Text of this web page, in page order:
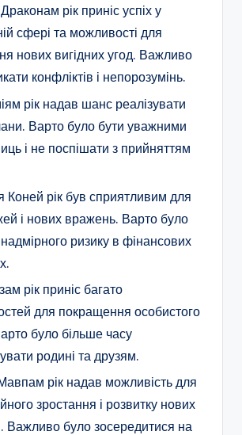
рік приніс успіх у
сфері та можливості для
нових вигідних угод. Важливо
конфліктів і непорозумінь.
рік надав шанс реалізувати
Варто було бути уважними
і не поспішати з прийняттям
Коней рік був сприятливим для
і нових вражень. Варто було
ризику в фінансових
рік приніс багато
для покращення особистого
було більше часу
родині та друзям.
рік надав можливість для
зростання і розвитку нових
Важливо було зосередитися на